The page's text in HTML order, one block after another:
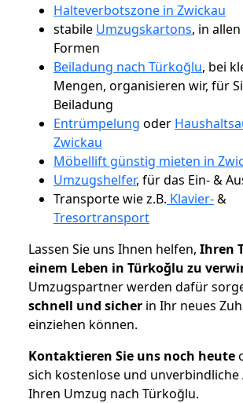
Halteverbotszone in Zwickau
stabile Umzugskartons, in
Formen
Beiladung nach Türkoğlu, bei
Mengen, organisieren wir, für
Beiladung
Entrümpelung oder
Zwickau
Möbellift günstig mieten in
Umzugshelfer, für das Ein- &
Transporte wie z.B. Klavier-&
Tresortransport
Lassen Sie uns Ihnen helfen, Ihren
einem Leben in Türkoğlu zu
Umzugspartner werden dafür
schnell und sicher in Ihr neues
einziehen können.
Kontaktieren Sie uns noch heute
sich kostenlose und
Ihren Umzug nach Türkoğlu.